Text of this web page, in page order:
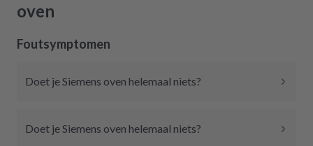
oven
Foutsymptomen
Doet je Siemens oven helemaal niets?
Doet je Siemens oven helemaal niets?